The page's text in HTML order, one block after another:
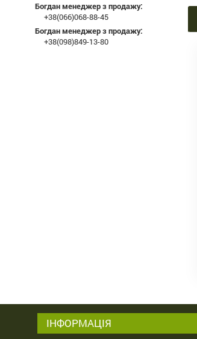
Богдан менеджер з продажу:
+38(066)068-88-45
Богдан менеджер з продажу:
+38(098)849-13-80
ІНФОРМАЦІЯ